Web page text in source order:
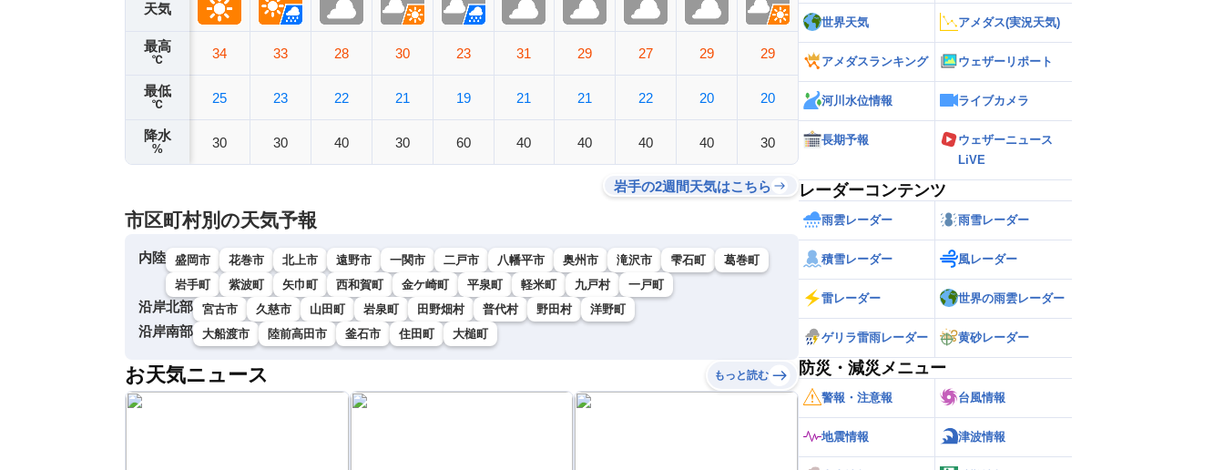
天気
最高
℃
最低
℃
降水
%
34
25
30
33
23
30
28
22
40
30
21
30
23
19
60
31
21
40
29
21
40
27
22
40
29
20
40
29
20
30
岩手の2週間天気はこちら
市区町村別の天気予報
内陸 盛岡市 花巻市 北上市 遠野市 一関市 二戸市 八幡平市 奥州市 滝沢市 雫石町
葛巻町
岩手町
紫波町 矢巾町 西和賀町 金ケ崎町 平泉町 軽米町 九戸村 一戸町
沿岸北部 宮古市 久慈市 山田町 岩泉町 田野畑村 普代村 野田村 洋野町
沿岸南部 大船渡市 陸前高田市 釜石市 住田町 大槌町
お天気ニュース もっと読む
世界天気 アメダス(実況天気)
アメダスランキング ウェザーリポート
河川水位情報 ライブカメラ
長期予報
ウェザーニュース
レーダーコンテンツ
雨雲レーダー 雨雪レーダー
積雪レーダー 風レーダー
雷レーダー 世界の雨雲レーダー
ゲリラ雷雨レーダー 黄砂レーダー
防災・減災メニュー
警報・注意報 台風情報
地震情報 津波情報